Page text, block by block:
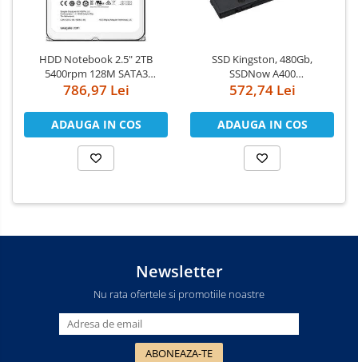
HDD Notebook 2.5" 2TB
5400rpm 128M SATA3
SEAGATE
786,97 Lei
ADAUGA IN COS
SSD Kingston, 480Gb,
SSDNow A400
"SA400S37/480G"
572,74 Lei
ADAUGA IN COS
Newsletter
Nu rata ofertele si promotiile noastre